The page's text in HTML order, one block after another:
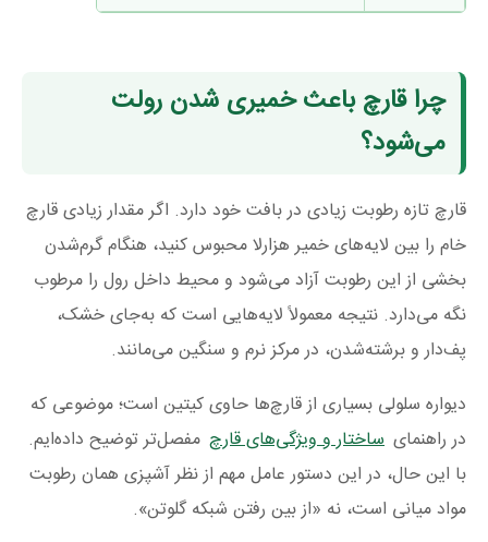
چرا قارچ باعث خمیری شدن رولت
می‌شود؟
قارچ تازه رطوبت زیادی در بافت خود دارد. اگر مقدار زیادی قارچ
خام را بین لایه‌های خمیر هزارلا محبوس کنید، هنگام گرم‌شدن
بخشی از این رطوبت آزاد می‌شود و محیط داخل رول را مرطوب
نگه می‌دارد. نتیجه معمولاً لایه‌هایی است که به‌جای خشک،
پف‌دار و برشته‌شدن، در مرکز نرم و سنگین می‌مانند.
دیواره سلولی بسیاری از قارچ‌ها حاوی کیتین است؛ موضوعی که
در راهنمای ساختار و ویژگی‌های قارچ مفصل‌تر توضیح داده‌ایم.
با این حال، در این دستور عامل مهم از نظر آشپزی همان رطوبت
مواد میانی است، نه «از بین رفتن شبکه گلوتن».